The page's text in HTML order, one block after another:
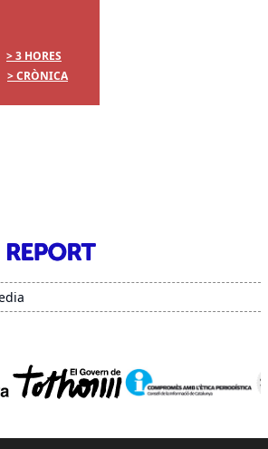
3 HORES
CRÒNICA